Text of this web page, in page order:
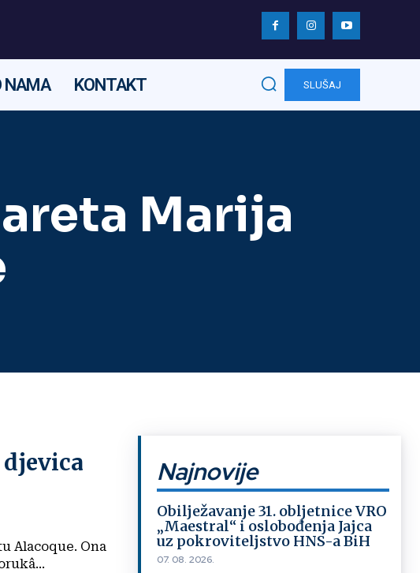
NAMA KONTAKT SLUŠAJ
Marija
Alacoque. Ona
Najnovije
Obilježavanje 31. obljetnice VRO
„Maestral“ i oslobođenja Jajca
uz pokroviteljstvo HNS-a BiH
07. 08. 2026.